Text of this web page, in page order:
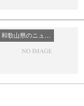
和歌山県のニュース一覧